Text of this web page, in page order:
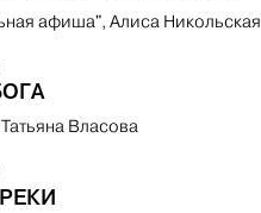
афиша", Алиса Никольская
Власова